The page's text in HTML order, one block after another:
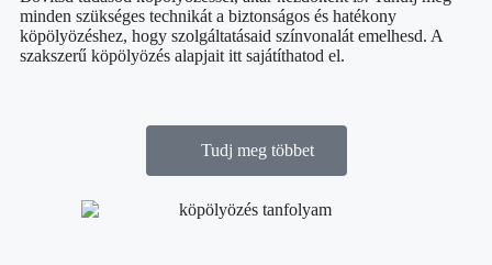
minden szükséges technikát a biztonságos és hatékony
köpölyözéshez, hogy szolgáltatásaid színvonalát emelhesd. A
szakszerű köpölyözés alapjait itt sajátíthatod el.
Tudj meg többet